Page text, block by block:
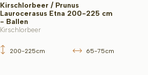
Kirschlorbeer / Prunus
Laurocerasus Etna 200-225 cm
- Ballen
Kirschlorbeer
200-225cm 65-75cm